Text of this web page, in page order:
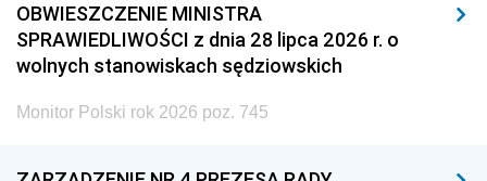
OBWIESZCZENIE MINISTRA
SPRAWIEDLIWOŚCI z dnia 28 lipca 2026 r. o
wolnych stanowiskach sędziowskich
Monitor Polski rok 2026 poz. 745